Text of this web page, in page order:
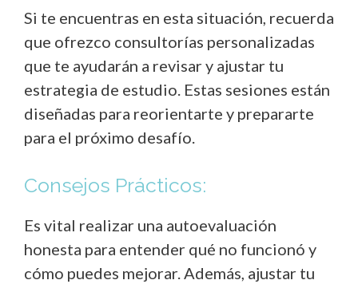
Si te encuentras en esta situación, recuerda
que ofrezco consultorías personalizadas
que te ayudarán a revisar y ajustar tu
estrategia de estudio. Estas sesiones están
diseñadas para reorientarte y prepararte
para el próximo desafío.
Consejos Prácticos:
Es vital realizar una autoevaluación
honesta para entender qué no funcionó y
cómo puedes mejorar. Además, ajustar tu